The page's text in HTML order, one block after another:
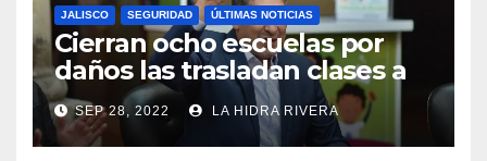
JALISCO SEGURIDAD ÚLTIMAS NOTICIAS
Cierran ocho escuelas por
daños las trasladan clases a
sedes alternas.
SEP 28, 2022 LA HIDRA RIVERA